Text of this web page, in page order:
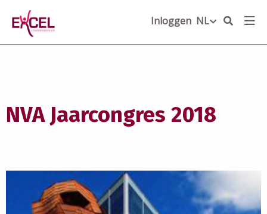
Inloggen NL
NVA Jaarcongres 2018